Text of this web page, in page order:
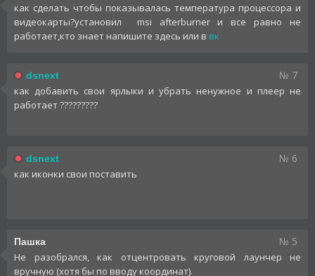
как сделать чтобы показывалась температура процессора и
видеокарты?установил msi afterburner и все равно не
работает,кто знает напишите здесь или в вк
dsnext № 7
как добавить свои ярлыки и убрать ненужное и плеер не
работает ?????????
dsnext № 6
как иконки свои поставить
Пашка № 5
Не разобрался, как отцентровать круговой лаунчер не
вручную (хотя бы по вводу координат).